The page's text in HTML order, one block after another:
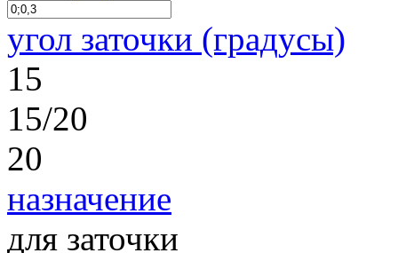
угол заточки (градусы)
15
15/20
20
назначение
для заточки